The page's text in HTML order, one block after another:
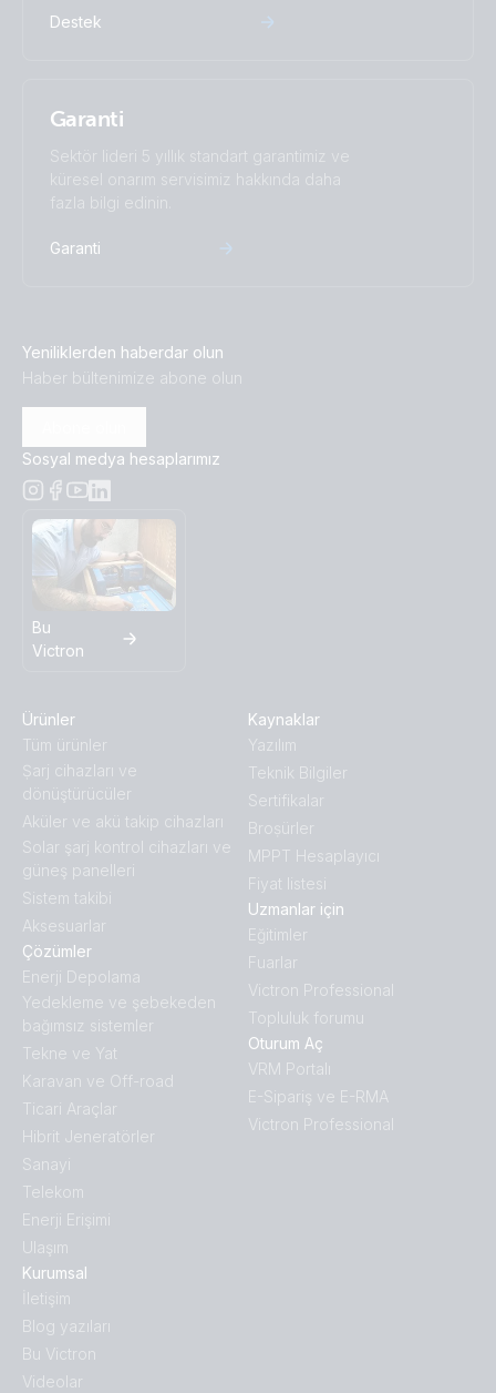
Destek
Garanti
Sektör lideri 5 yıllık standart garantimiz ve
küresel onarım servisimiz hakkında daha
fazla bilgi edinin.
Garanti
Yeniliklerden haberdar olun
Haber bültenimize abone olun
Sosyal medya hesaplarımız
Bu
Victron
Ürünler
Tüm ürünler
Ṣarj cihazları ve
dönüştürücüler
Aküler ve akü takip cihazları
Solar şarj kontrol cihazları ve
güneş panelleri
Sistem takibi
Aksesuarlar
Çözümler
Enerji Depolama
Yedekleme ve şebekeden
bağımsız sistemler
Tekne ve Yat
Karavan ve Off-road
Ticari Araçlar
Hibrit Jeneratörler
Sanayi
Telekom
Enerji Erişimi
Ulaşım
Kurumsal
İletişim
Blog yazıları
Bu Victron
Videolar
Kaynaklar
Yazılım
Teknik Bilgiler
Sertifikalar
Broṣürler
MPPT Hesaplayıcı
Fiyat listesi
Uzmanlar için
Eğitimler
Fuarlar
Victron Professional
Topluluk forumu
Oturum Aç
VRM Portalı
E-Sipariş ve E-RMA
Victron Professional